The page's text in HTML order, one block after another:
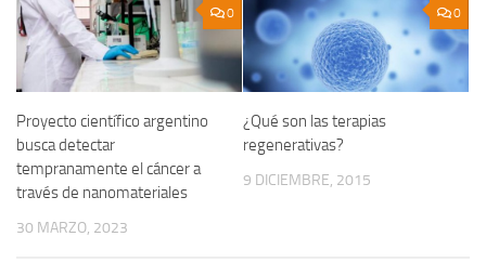
0
Proyecto científico argentino
busca detectar
tempranamente el cáncer a
través de nanomateriales
30 MARZO, 2023
0
¿Qué son las terapias
regenerativas?
9 DICIEMBRE, 2015